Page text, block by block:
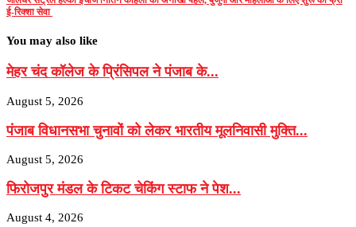
ई-रिक्शा सेवा
You may also like
मेहर चंद कॉलेज के प्रिंसिपल ने पंजाब के...
August 5, 2026
पंजाब विधानसभा चुनावों को लेकर भारतीय मूलनिवासी मुक्ति...
August 5, 2026
फिरोजपुर मंडल के टिकट चेकिंग स्टाफ ने पेश...
August 4, 2026